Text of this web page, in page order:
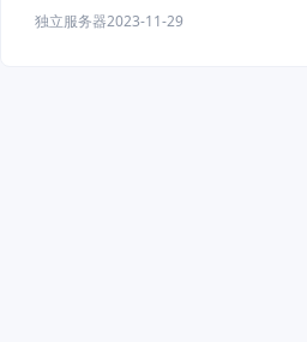
50M 40元/月
独立服务器2023-11-29